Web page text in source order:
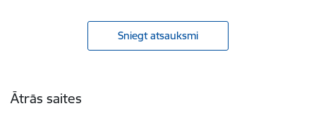
Sniegt atsauksmi
Ātrās saites